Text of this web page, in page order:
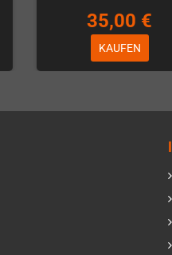
35,00 €
KAUFEN